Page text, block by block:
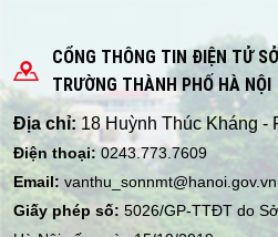
CỔNG THÔNG TIN ĐIỆN TỬ
TRƯỜNG THÀNH PHỐ HÀ NỘI
Địa chỉ: 18 Huỳnh Thúc Kháng -
Điện thoại: 0243.773.7609
Email: vanthu_sonnmt@hanoi.gov.vn
Giấy phép số: 5026/GP-TTĐT do